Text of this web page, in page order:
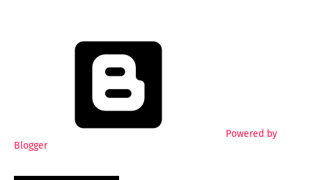
Powered by
Blogger